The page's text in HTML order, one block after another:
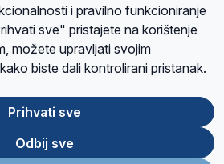
PrijateljiKontaktPravila privatnosti
Google reCAPTCHA sustavom
Google
Play
i pravilno funkcioniranje
sve" pristajete na korištenje
možete upravljati svojim
kako biste dali kontrolirani pristanak.
Prihvati sve
Odbij sve